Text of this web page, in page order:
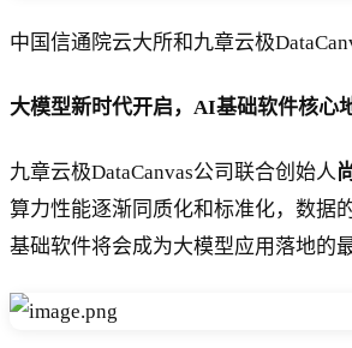
中国信通院云大所和九章云极
大模型新时代开启，AI基础软件核心
九章云极DataCanvas公司联合创始人
算力性能逐渐同质化和标准化，数据
基础软件将会成为大模型应用落地的